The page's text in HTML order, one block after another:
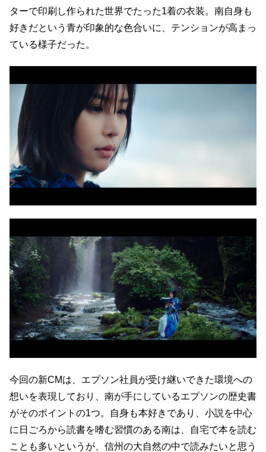
ターで印刷し作られた世界でたった1着の衣装。南自身も
好きだという青が印象的な色合いに、テンションが高まっ
ている様子だった。
今回の新CMは、エプソン社員が受け継いできた環境への
想いを表現しており、南が手にしているエプソンの歴史書
がそのポイントの1つ。自身も本好きであり、小説を中心
に日ごろから読書を嗜む習慣のある南は、自宅で本を読む
ことも多いというが、信州の大自然の中で読みたいと思う